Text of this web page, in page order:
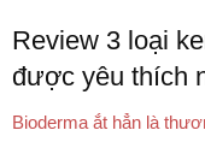
Review 3 loại
được yêu thích
Bioderma ắt hẳn là